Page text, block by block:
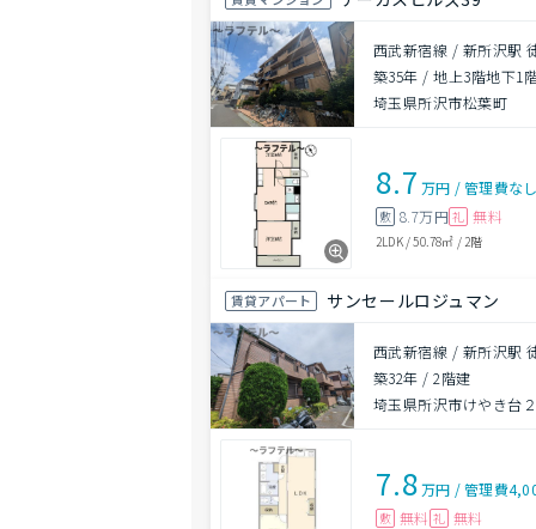
西武新宿線 / 新所沢駅
築35年 /地上3階地下1
埼玉県所沢市松葉町
8.7 万円 /管理費な
敷 8.7万円 礼 無料
2LDK/50.78㎡ / 2階
賃貸アパート サンセールロジュマン
西武新宿線 / 新所沢駅
築32年 /2階建
埼玉県所沢市けやき台
7.8万円 /管理費
敷 無料 礼 無料